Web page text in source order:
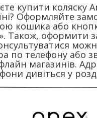
купити коляску
Оформляйте
кошика або
Також, оформити
по телефону або
магазинів.
дивіться у